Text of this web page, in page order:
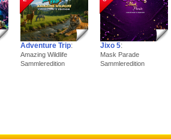
Adventure Trip:
Amazing Wildlife
Sammleredition
Jixo 5:
Mask Parade
Sammleredition